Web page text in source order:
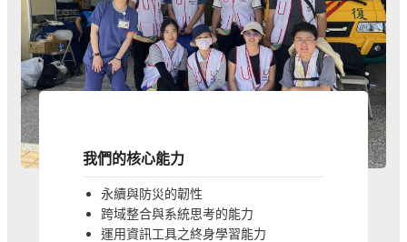
我們的核心能力
永續與防災的韌性
跨域整合與系統思考的能力
運用資訊工具之終身學習能力